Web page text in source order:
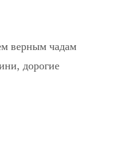
верным чадам
дорогие